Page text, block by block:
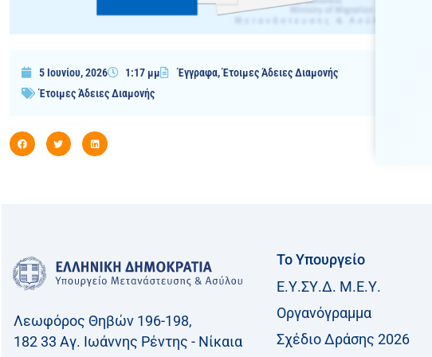
5 Ιουνίου, 2026 1:17 μμ Έγγραφα,Έτοιμες Άδειες Διαμονής
Έτοιμες Άδειες Διαμονής
Λεωφόρος Θηβών 196-198,
182 33 Aγ. Ιωάννης Ρέντης - Νίκαια
Το Υπουργείο
Ε.Υ.ΣΥ.Δ. Μ.Ε.Υ.
Οργανόγραμμα
Σχέδιο Δράσης 2026